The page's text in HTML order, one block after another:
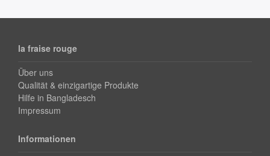
la fraise rouge
Über uns
Qualität & einzigartige Produkte
Hilfe in Bangladesch
Impressum
Informationen